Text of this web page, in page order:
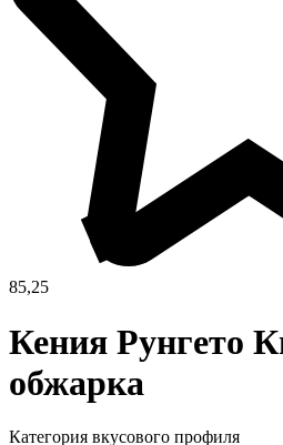
85,25
Кения Рунгето
обжарка
Категория вкусового профиля